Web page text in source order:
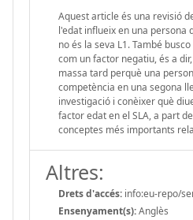
Aquest article és una revisió
l'edat influeix en una persona
no és la seva L1. També
com un factor negatiu, és a
massa tard perquè una
competència en una segona
investigació i conèixer què
factor edat en el SLA, a part
conceptes més importants
Altres:
Drets d'accés: info:eu-repo/
Ensenyament(s):Anglès